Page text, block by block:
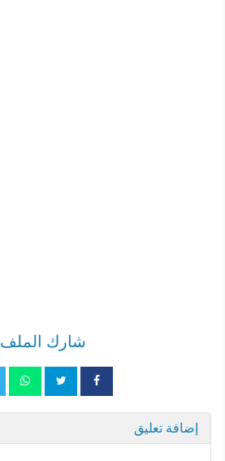
شارك الملف
إضافة تعليق